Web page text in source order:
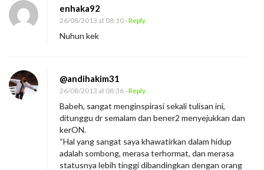
enhaka92
26/08/2013 at 08:10- Reply
Nuhun kek
@andihakim31
26/08/2013 at 08:36- Reply
Babeh, sangat menginspirasi sekali tulisan ini,
ditunggu dr semalam dan bener2 menyejukkan dan
kerON.
“Hal yang sangat saya khawatirkan dalam hidup
adalah sombong, merasa terhormat, dan merasa
statusnya lebih tinggi dibandingkan dengan orang